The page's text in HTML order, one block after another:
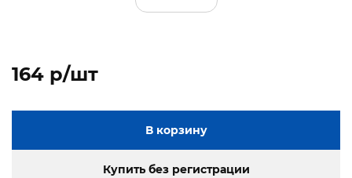
164 p/шт
В корзину
Купить без регистрации